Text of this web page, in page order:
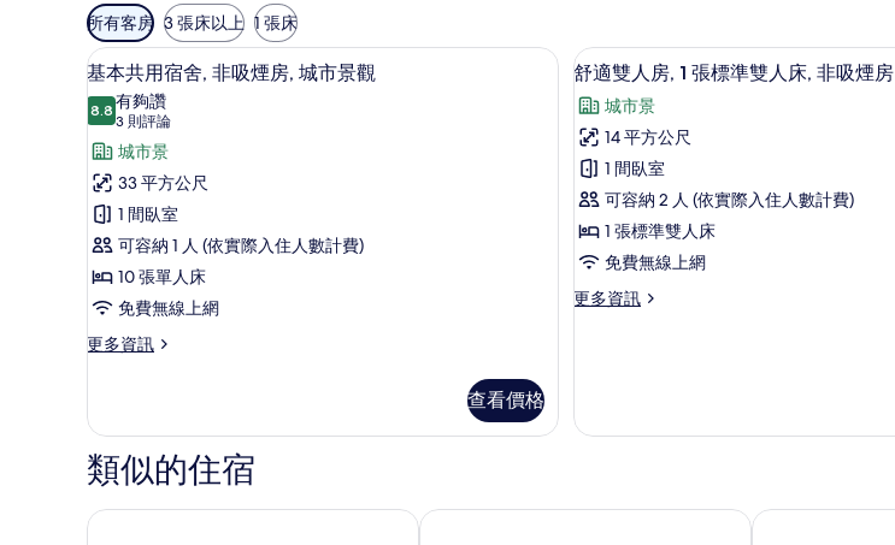
可
用
的
客
房
篩
選
條
件
所有客房 3 張床以上 1 張床
顯
示
基
本
共
用
宿
舍,
非
吸
城
市
觀
7
基本共用宿舍, 非吸煙房, 城市景觀
8.88.8 分，滿分 10 分
有夠讚
3 則評論
(3
則
評
論)
城市景
33 平方公尺
1 間臥室
可容納 1 人 (依實際入住人數計費)
10 張單人床
免費無線上網
更多資訊
更
共
用
宿
舍,
非
查看價格
顯
示
舒
適
雙
人
房,
張
人
1
舒適雙人房, 1 張標準雙人床, 非吸煙房
城市景
14 平方公尺
1 間臥室
可容納 2 人 (依實際入住人數計費)
1 張標準雙人床
免費無線上網
更多資訊
更
房,
準
類似的住宿
美亞商旅 南陽街壹號旅店 - 青年旅館 台北市怡品商旅